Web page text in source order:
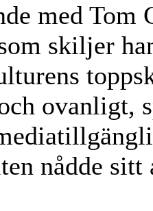
med Tom
skiljer
ovanligt,
nådde